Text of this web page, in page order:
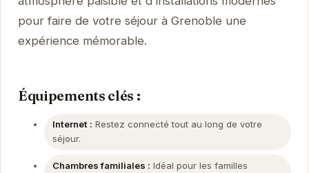
pour faire de votre séjour à Grenoble une
expérience mémorable.
Équipements clés :
Internet : Restez connecté tout au long de votre
séjour.
Chambres familiales : Idéal pour les familles